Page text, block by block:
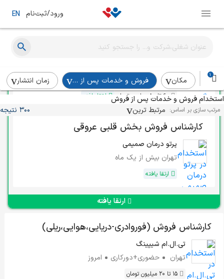
ورود/ثبت‌نام EN
1
مکان فروش و خدمات پس از فروش
زمان انتشار
استخدام فروش و خدمات پس از فروش
مرتب سازی بر اساس: مرتبط ترین 300 نتیجه
مدیر فروش
ملایر
بیش از یک ماه
60 تا 80 میلیون تومان ارتقا یافته
کارشناس فروش بخش قلبی عروقی
پرتو درمان صمیمی
تهران بیش از یک ماه
ارتقا یافته
ارتقا یافته
کارشناس فروش (فوروادری-دریایی،هوایی،ریلی)
تی.ال.ام شیپینگ
تهران
حضوری+دورکاری امروز
15 تا 20 میلیون تومان